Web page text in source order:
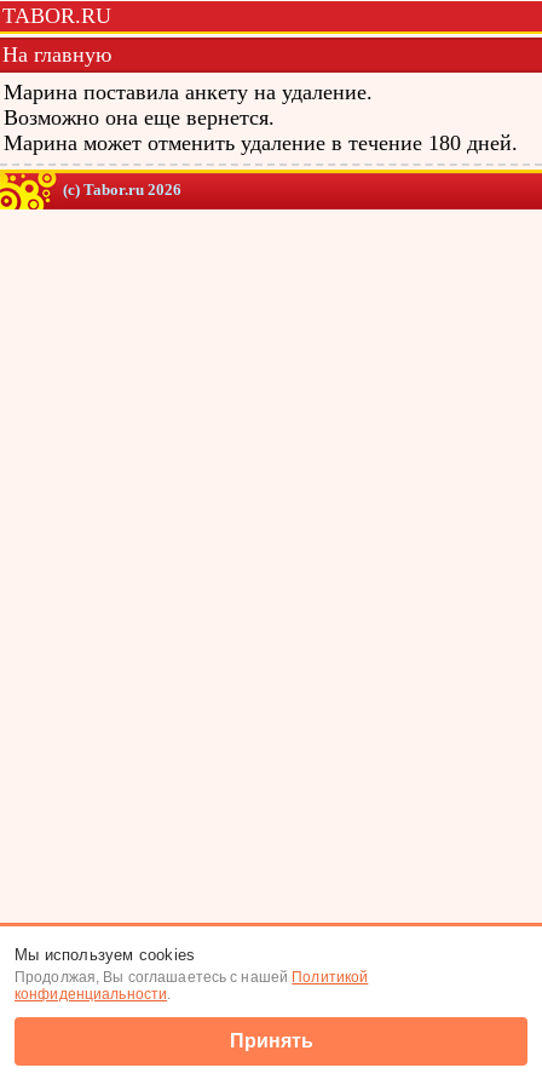
TABOR.RU
На главную
Марина поставила анкету на удаление.
Возможно она еще вернется.
Марина может отменить удаление в течение 180 дней.
(c) Tabor.ru 2026
Мы используем cookies
Продолжая, Вы соглашаетесь с нашей Политикой
конфиденциальности.
Принять